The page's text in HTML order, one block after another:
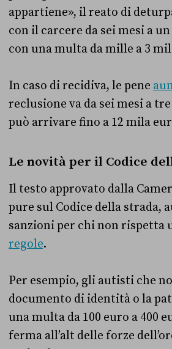
appartiene», il reato di
con il carcere da sei mesi a
con una multa da mille a 3
In caso di recidiva, le pene
reclusione va da sei mesi a
può arrivare fino a 12 mila
Le novità per il Codice
Il testo approvato dalla
pure sul Codice della strada,
sanzioni per chi non rispetta
regole.
Per esempio, gli autisti che
documento di identità o la
una multa da 100 euro a 400
ferma all’alt delle forze